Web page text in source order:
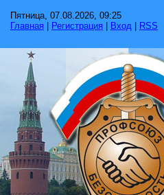
Пятница, 07.08.2026, 09:25
Главная
Регистрация Вход RSS